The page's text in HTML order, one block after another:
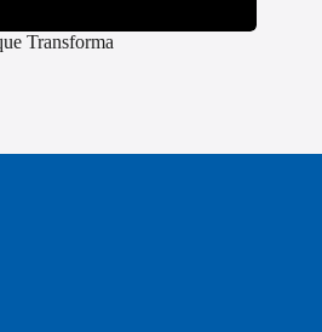
Transforma